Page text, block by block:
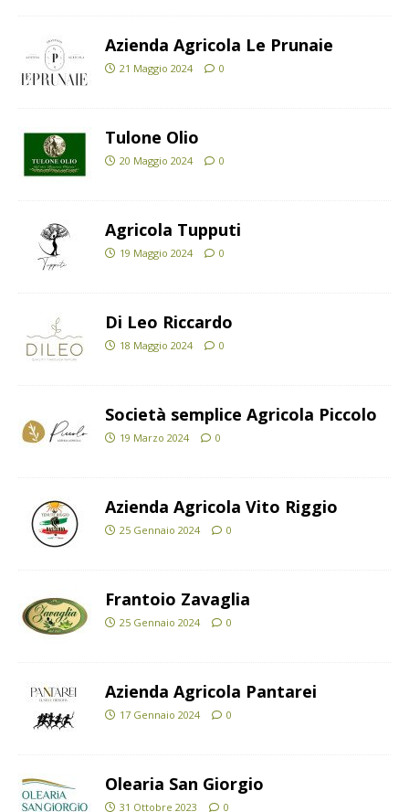
Azienda Agricola Le Prunaie
21 Maggio 2024 0
Tulone Olio
20 Maggio 2024 0
Agricola Tupputi
19 Maggio 2024 0
Di Leo Riccardo
18 Maggio 2024 0
Società semplice Agricola Piccolo
19 Marzo 2024 0
Azienda Agricola Vito Riggio
25 Gennaio 2024 0
Frantoio Zavaglia
25 Gennaio 2024 0
Azienda Agricola Pantarei
17 Gennaio 2024 0
Olearia San Giorgio
31 Ottobre 2023 0